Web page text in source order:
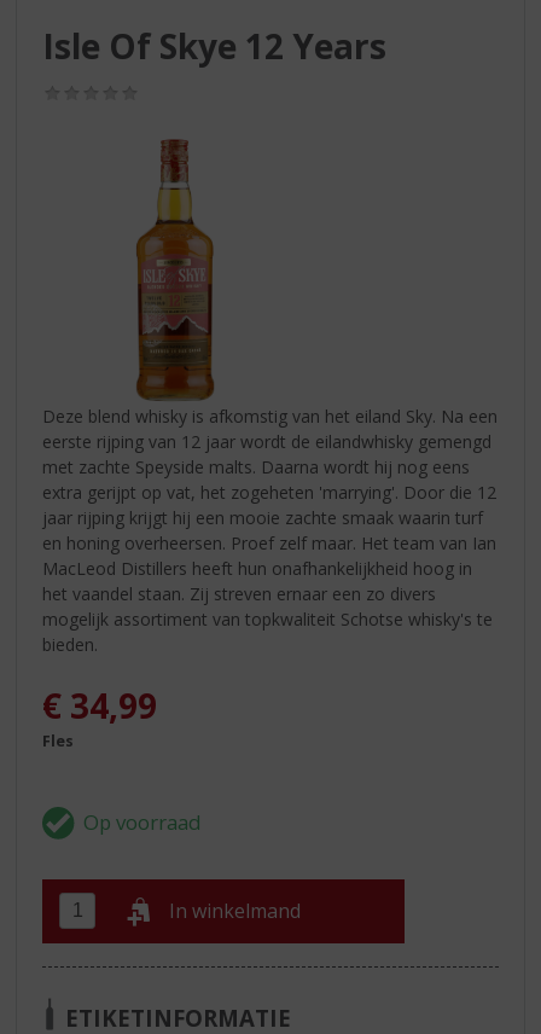
Isle Of Skye 12 Years
Deze blend whisky is afkomstig van het eiland Sky. Na een
eerste rijping van 12 jaar wordt de eilandwhisky gemengd
met zachte Speyside malts. Daarna wordt hij nog eens
extra gerijpt op vat, het zogeheten 'marrying'. Door die 12
jaar rijping krijgt hij een mooie zachte smaak waarin turf
en honing overheersen. Proef zelf maar. Het team van Ian
MacLeod Distillers heeft hun onafhankelijkheid hoog in
het vaandel staan. Zij streven ernaar een zo divers
mogelijk assortiment van topkwaliteit Schotse whisky's te
bieden.
€ 34,99
Fles
In winkelmand
ETIKETINFORMATIE